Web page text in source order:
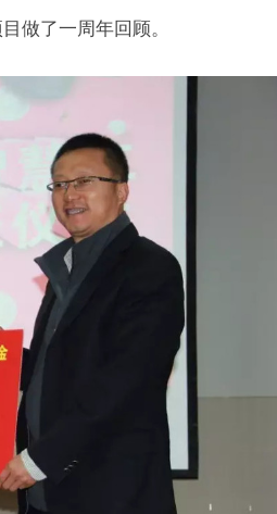
做了一周年回顾。